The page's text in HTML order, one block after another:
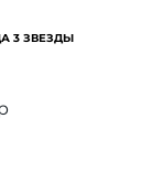
3 ЗВЕЗДЫ